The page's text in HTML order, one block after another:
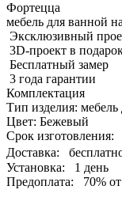
Фортецца
мебель для ванной
Эксклюзивный
3D-проект в
Бесплатный замер
3 года гарантии
Комплектация
Тип изделия: мебель
Цвет: Бежевый
Срок изготовления:
Доставка:
Установка:
1 день
Предоплата:
70%